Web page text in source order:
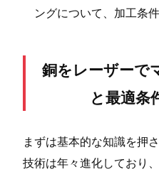
ングについて、加工条
銅をレーザーで
と最適条
まずは基本的な知識を押
技術は年々進化しており